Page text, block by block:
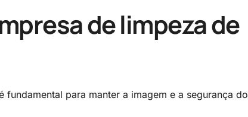
de limpeza de
fundamental para manter a imagem e a segurança do